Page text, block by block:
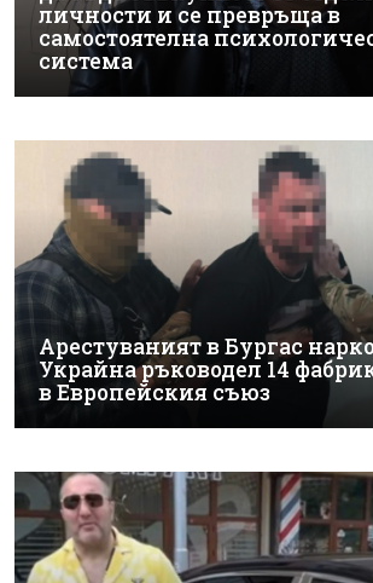
личности и се превръща в
самостоятелна
система
Арестуваният в Бургас
Украйна ръководел 14
в Европейския съюз